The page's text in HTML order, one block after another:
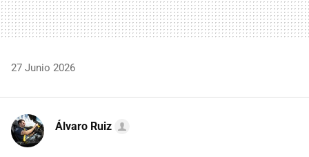
27 Junio 2026
Álvaro Ruiz